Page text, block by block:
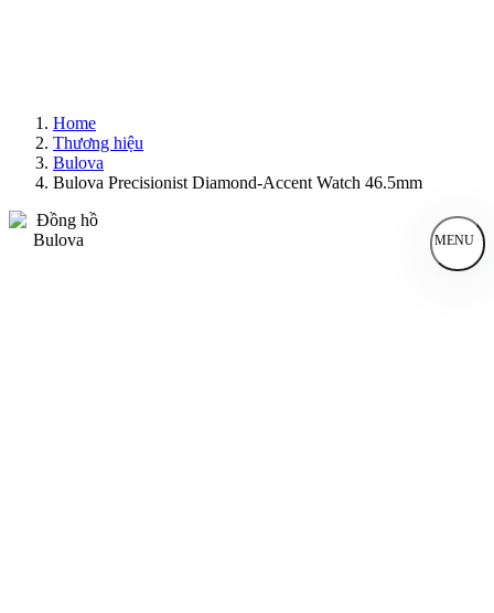
Home
Thương hiệu
Bulova
Bulova Precisionist Diamond-Accent Watch 46.5mm
MENU